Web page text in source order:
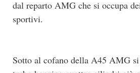
dal reparto AMG che si occupa
sportivi.
Sotto al cofano della A45 AMG